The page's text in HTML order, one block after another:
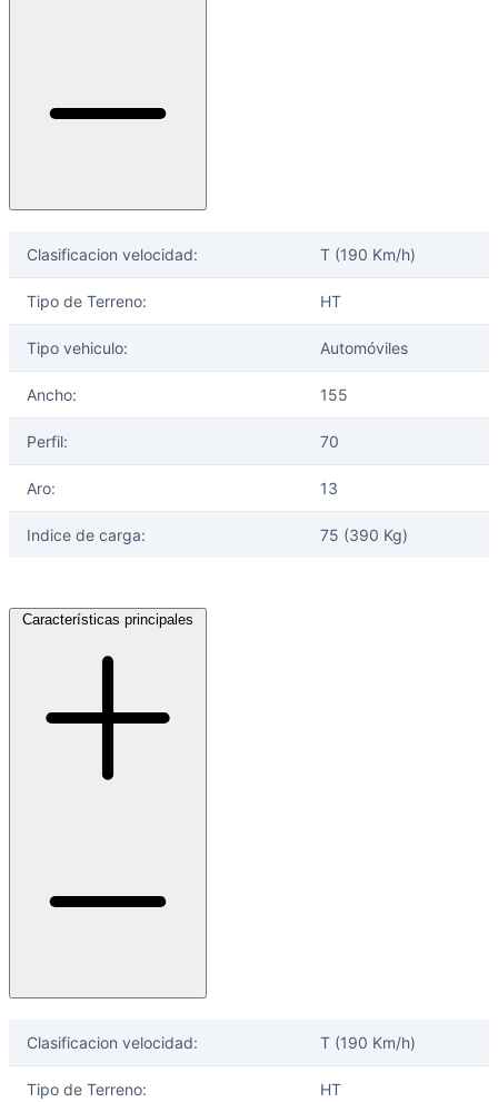
Clasificacion velocidad: T (190 Km/h)
Tipo de Terreno: HT
Tipo vehiculo: Automóviles
Ancho: 155
Perfil: 70
Aro: 13
Indice de carga: 75 (390 Kg)
Características principales
Clasificacion velocidad: T (190 Km/h)
Tipo de Terreno: HT